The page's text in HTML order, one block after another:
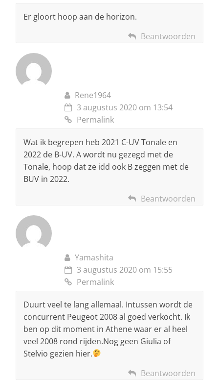
Er gloort hoop aan de horizon.
Beantwoorden
Rene1964
3 augustus 2020 om 13:54
Permalink
Wat ik begrepen heb 2021 C-UV Tonale en
2022 de B-UV. A wordt nu gezegd met de
Tonale, hoop dat ze idd ook B zeggen met de
BUV in 2022.
Beantwoorden
Yamashita
3 augustus 2020 om 15:55
Permalink
Duurt veel te lang allemaal. Intussen wordt de
concurrent Peugeot 2008 al goed verkocht. Ik
ben op dit moment in Athene waar er al heel
veel 2008 rond rijden.Nog geen Giulia of
Stelvio gezien hier.
Beantwoorden